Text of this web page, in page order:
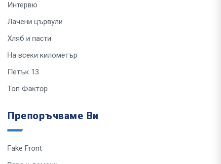
Интервю
Лачени цървули
Хляб и пасти
На всеки километър
Петък 13
Топ Фактор
Препоръчваме Ви
Fake Front